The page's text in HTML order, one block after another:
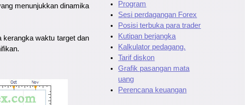
menunjukkan dinamika
kerangka waktu target dan
Program
Sesi perdagangan Forex
Posisi terbuka para trader
Kutipan berjangka
Kalkulator pedagang.
Tarif diskon
Grafik pasangan mata
uang
Perencana keuangan